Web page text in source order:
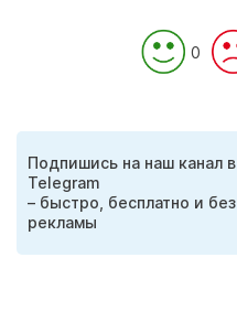
0
Подпишись на наш канал в
Telegram
– быстро, бесплатно и без
рекламы